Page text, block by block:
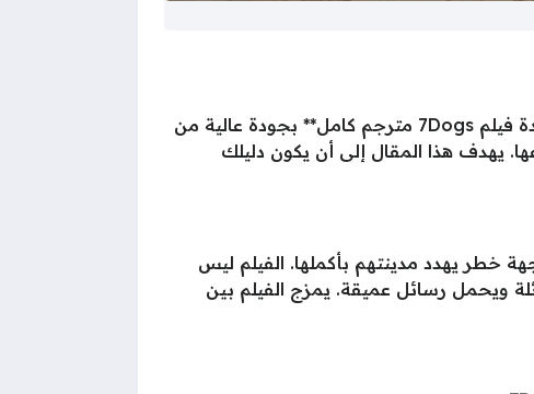
من الأعمال السينمائية التي أثارت اهتماماً كبيراً مؤخراً، وأصبح البحث عن **مشاهدة فيلم 7Dogs مترجم كامل** بجودة عالية من
يهدف هذا المقال إلى أن يكون دليلك
خطر يهدد مدينتهم بأكملها. الفيلم ليس
ويحمل رسائل عميقة. يمزج الفيلم بين